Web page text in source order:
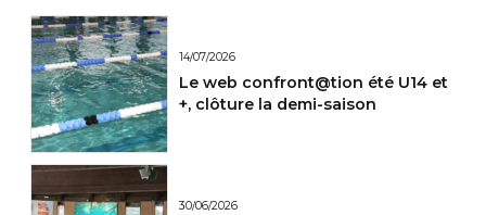
14/07/2026
Le web confront@tion été U14 et
+, clôture la demi-saison
30/06/2026